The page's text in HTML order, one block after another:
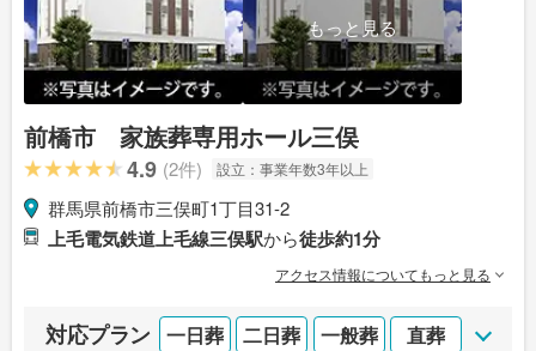
もっと見る
前橋市 家族葬専用ホール三俣
4.9 (2件) 設立： 事業年数3年以上
群馬県前橋市三俣町1丁目31-2
上毛電気鉄道上毛線三俣駅から徒歩約1分
アクセス情報についてもっと見る
対応プラン 一日葬 二日葬 一般葬 直葬